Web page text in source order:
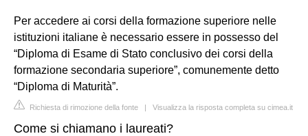
Per accedere ai corsi della formazione superiore nelle
istituzioni italiane è necessario essere in possesso del
“Diploma di Esame di Stato conclusivo dei corsi della
formazione secondaria superiore”, comunemente detto
“Diploma di Maturità”.
Richiesta di rimozione della fonte | Visualizza la risposta completa su cimea.it
Come si chiamano i laureati?